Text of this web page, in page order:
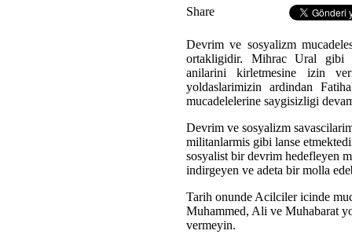
Share
Devrim ve sosyalizm
ortakligidir. Mihrac Ural gibi
anilarini kirletmesine izin
yoldaslarimizin ardindan
mucadelelerine saygisizligi
Devrim ve sosyalizm
militanlarmis gibi lanse
sosyalist bir devrim hedefleyen
indirgeyen ve adeta bir molla
Tarih onunde Acilciler icinde
Muhammed, Ali ve Muhabarat
vermeyin.